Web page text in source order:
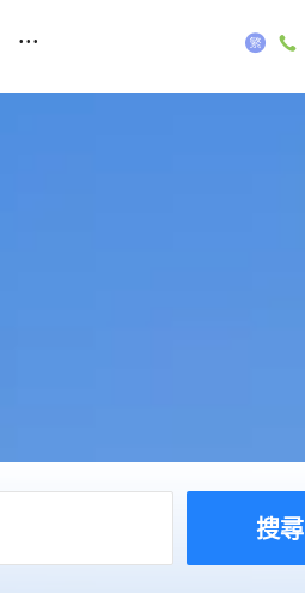
...
搜尋